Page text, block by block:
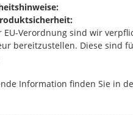
EU-Verordnung sind wir
bereitzustellen. Diese sind
Information finden Sie in